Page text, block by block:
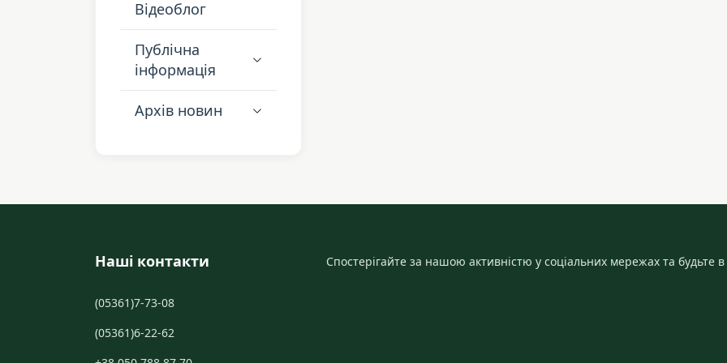
Відеоблог
Публічна
інформація
Архів новин
Наші контакти
(05361)7-73-08
(05361)6-22-62
Спостерігайте за нашою активністю у соціальних мережах та будьте